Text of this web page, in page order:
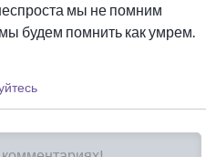
мы не помним
будем помнить как умрем.